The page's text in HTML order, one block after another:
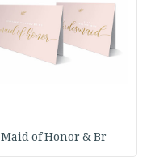
Maid of Honor & Br